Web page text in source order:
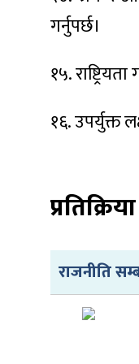
गर्नुपर्छ।
१५.
१६. उपर्युक्त
राजनीति